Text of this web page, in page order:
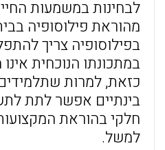
לבחינות במשמעות
מהוראת פילוסופיה
בפילוסופיה צריך
במתכונתו הנוכחית
כזאת, למרות
בינתיים אפשר לתת
חלקי בהוראת
למשל.